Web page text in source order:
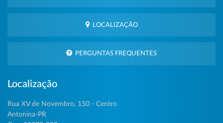
LOCALIZAÇÃO
PERGUNTAS FREQUENTES
Localização
Rua XV de Novembro, 150 - Centro
Antonina-PR